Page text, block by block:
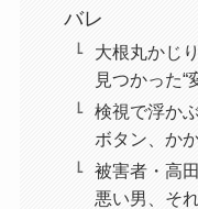
バレ
大根丸かじ
見つかった“
検視で浮か
ボタン、か
被害者・高
悪い男、そ